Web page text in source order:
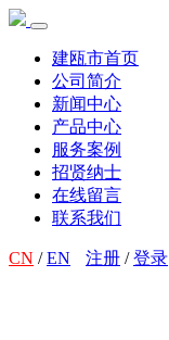
建瓯市首页
公司简介
新闻中心
产品中心
服务案例
招贤纳士
在线留言
联系我们
CN /EN 注册 /登录